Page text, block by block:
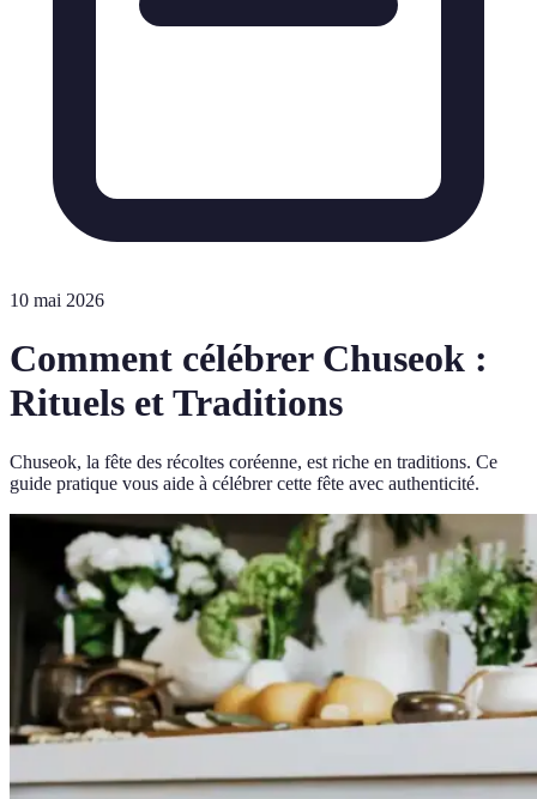
10 mai 2026
Comment célébrer Chuseok :
Rituels et Traditions
Chuseok, la fête des récoltes coréenne, est riche en traditions. Ce
guide pratique vous aide à célébrer cette fête avec authenticité.